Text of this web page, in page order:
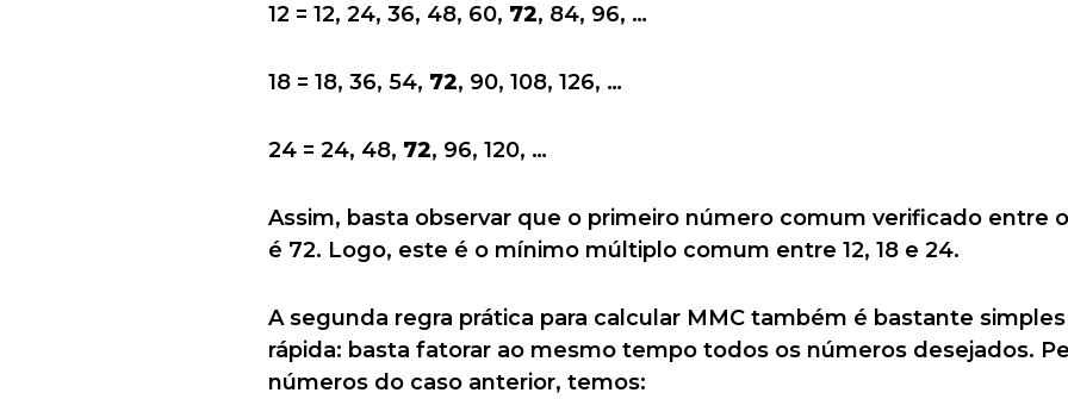
12 = 12, 24, 36, 48, 60, 72, 84, 96, …
18 = 18, 36, 54, 72, 90, 108, 126, …
24 = 24, 48, 72, 96, 120, …
Assim, basta observar que o primeiro número comum verificado entre
é 72. Logo, este é o mínimo múltiplo comum entre 12, 18 e 24.
A segunda regra prática para calcular MMC também é bastante
rápida: basta fatorar ao mesmo tempo todos os números desejados.
números do caso anterior, temos: